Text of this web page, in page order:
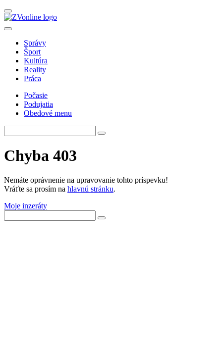
Správy
Šport
Kultúra
Reality
Práca
Počasie
Podujatia
Obedové menu
Chyba 403
Nemáte oprávnenie na upravovanie tohto príspevku!
Vráťte sa prosím na hlavnú stránku.
Moje inzeráty